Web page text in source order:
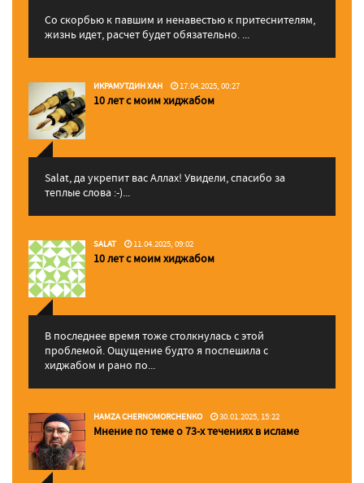
Со скорбью к павшим и ненавестью к притеснителям,
жизнь идет, расчет будет обязательно. ...
ИКРАМУТДИН ХАН 17.04.2025, 00:27
10 лет с моим хиджабом
Salat, да укрепит вас Аллаx! Увидели, спасибо за
теплые слова :-)...
SALAT 11.04.2025, 09:02
10 лет с моим хиджабом
В последнее время тоже столкнулась с этой
проблемой. Ощущение будто я поспешила с
хиджабом и рано по...
HAMZA CHERNOMORCHENKO 30.01.2025, 15:22
Мнение по теме о 73-х течениях в исламе